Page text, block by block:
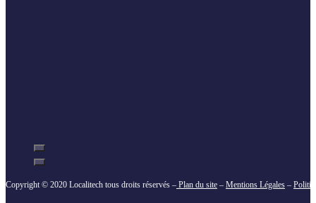
Copyright © 2020 Localitech tous droits réservés – Plan du site – Mentions Légales –